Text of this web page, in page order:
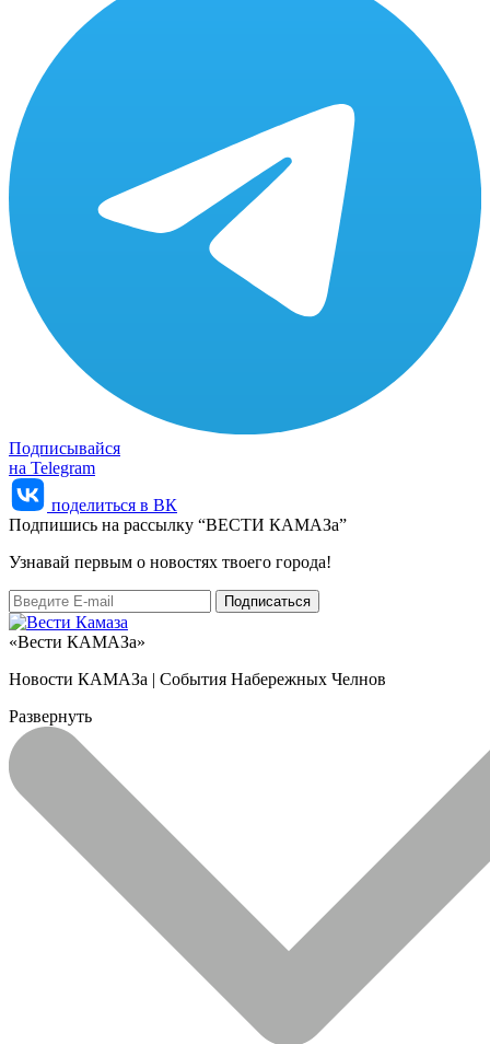
Подписывайся
на Telegram
поделиться в ВК
Подпишись на рассылку “ВЕСТИ КАМАЗа”
Узнaвай первым о новостях твоего города!
«Вести КАМАЗа»
Новости КАМАЗа | События Набережных Челнов
Развернуть